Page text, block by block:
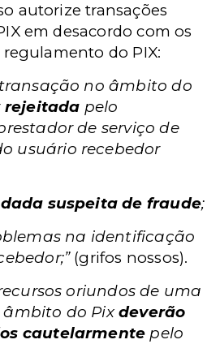
autorize transações
em desacordo com os
regulamento do PIX:
transação no âmbito do
rejeitada pelo
de serviço de
usuário recebedor
suspeita de fraude;
na identificação
(grifos nossos).
recursos oriundos de uma
âmbito do Pixdeverão
cautelarmente pelo